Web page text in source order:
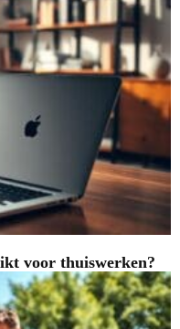
voor thuiswerken?